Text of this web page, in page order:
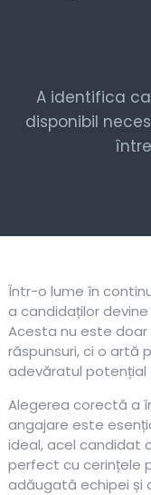
A identifica
disponibil
Într-o lume în
a candidaților
Acesta nu este doar
răspunsuri, ci o artă
adevăratul potențial
Alegerea corectă a
angajare este
ideal, acel candidat
perfect cu cerințele
adăugată echipei și